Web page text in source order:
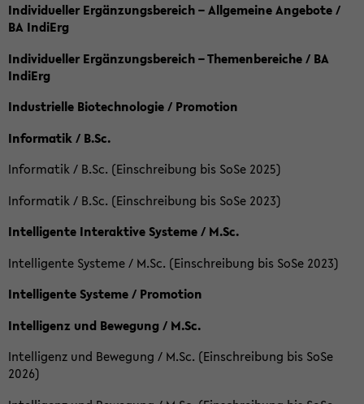
Individueller Ergänzungsbereich – Allgemeine Angebote /
BA IndiErg
Individueller Ergänzungsbereich – Themenbereiche / BA
IndiErg
Industrielle Biotechnologie / Promotion
Informatik / B.Sc.
Informatik / B.Sc. (Einschreibung bis SoSe 2025)
Informatik / B.Sc. (Einschreibung bis SoSe 2023)
Intelligente Interaktive Systeme / M.Sc.
Intelligente Systeme / M.Sc. (Einschreibung bis SoSe 2023)
Intelligente Systeme / Promotion
Intelligenz und Bewegung / M.Sc.
Intelligenz und Bewegung / M.Sc. (Einschreibung bis SoSe
2026)